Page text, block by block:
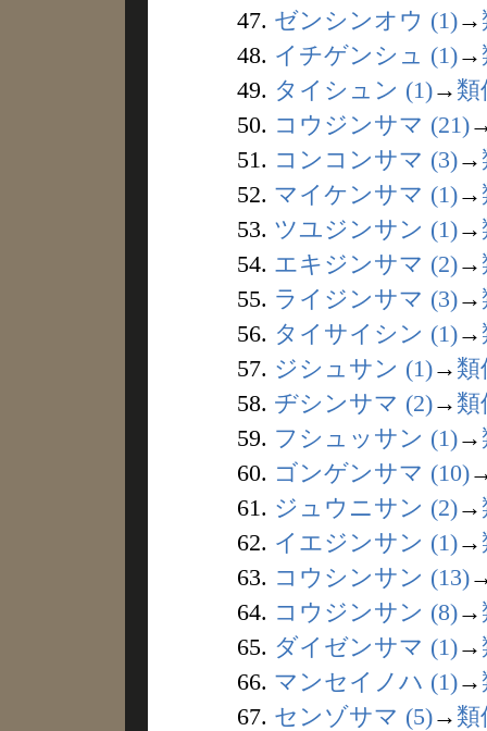
47. ゼンシンオウ (1)→
48. イチゲンシュ (1)→
49. タイシュン (1)→ 類
50. コウジンサマ (21)
51. コンコンサマ (3)→
52. マイケンサマ (1)→
53. ツユジンサン (1)→
54. エキジンサマ (2)→
55. ライジンサマ (3)→
56. タイサイシン (1)→
57. ジシュサン (1)→ 類
58. ヂシンサマ (2)→ 類
59. フシュッサン (1)→
60. ゴンゲンサマ (10)
61. ジュウニサン (2)→
62. イエジンサン (1)→
63. コウシンサン (13)
64. コウジンサン (8)→
65. ダイゼンサマ (1)→
66. マンセイノハ (1)→
67. センゾサマ (5)→ 類